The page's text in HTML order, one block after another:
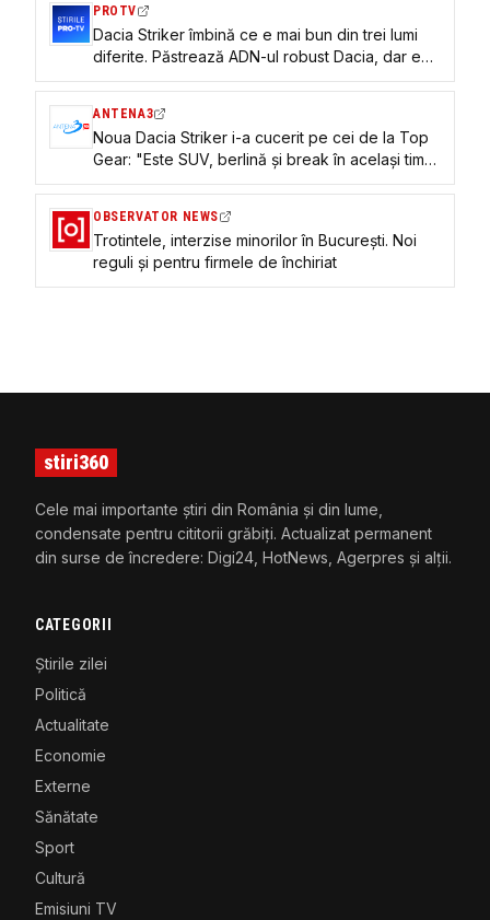
PROTV
Dacia Striker îmbină ce e mai bun din trei lumi
diferite. Păstrează ADN-ul robust Dacia, dar e
cool și eco | GALERIE FOTO
ANTENA3
Noua Dacia Striker i-a cucerit pe cei de la Top
Gear: "Este SUV, berlină și break în același timp.
Și costă sub 25.000 euro"
OBSERVATOR NEWS
Trotintele, interzise minorilor în București. Noi
reguli și pentru firmele de închiriat
stiri360
Cele mai importante știri din România și din lume,
condensate pentru cititorii grăbiți. Actualizat permanent
din surse de încredere: Digi24, HotNews, Agerpres și alții.
CATEGORII
Știrile zilei
Politică
Actualitate
Economie
Externe
Sănătate
Sport
Cultură
Emisiuni TV